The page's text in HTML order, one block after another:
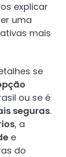
explicar
uma
mais
se
ou se é
seguras.
, a
e
do